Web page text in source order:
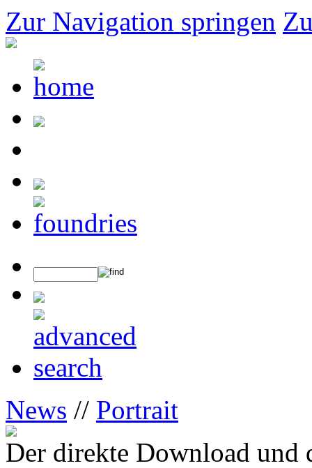
Zur Navigation springen
News // Portrait
Der direkte Download und